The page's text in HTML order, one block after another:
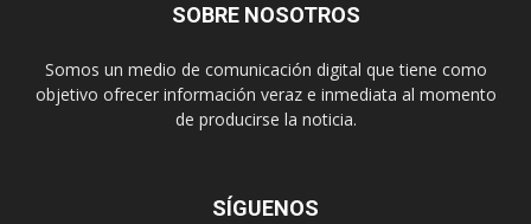
SOBRE NOSOTROS
Somos un medio de comunicación digital que tiene como
objetivo ofrecer información veraz e inmediata al momento
de producirse la noticia.
SÍGUENOS